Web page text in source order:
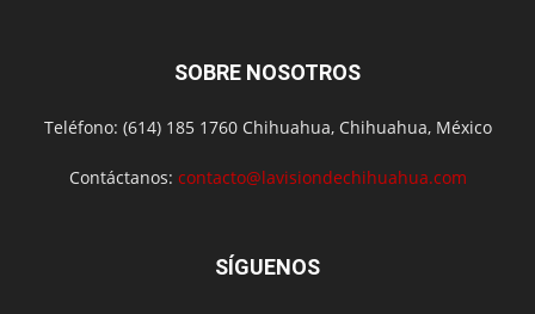
SOBRE NOSOTROS
Teléfono: (614) 185 1760 Chihuahua, Chihuahua, México
Contáctanos: contacto@lavisiondechihuahua.com
SÍGUENOS